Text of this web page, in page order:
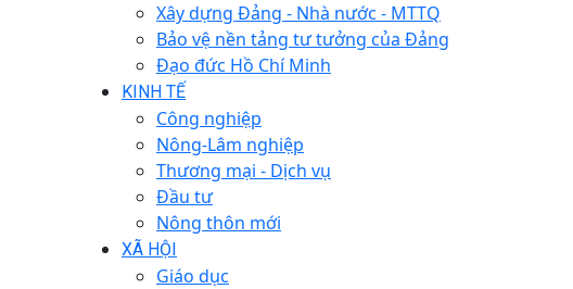
Xây dựng Đảng - Nhà nước - MTTQ
Bảo vệ nền tảng tư tưởng của Đảng
Đạo đức Hồ Chí Minh
KINH TẾ
Công nghiệp
Nông-Lâm nghiệp
Thương mại - Dịch vụ
Đầu tư
Nông thôn mới
XÃ HỘI
Giáo dục